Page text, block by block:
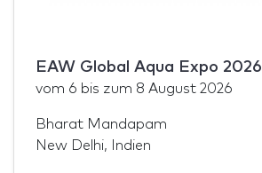
EAW Global Aqua Expo 2026
vom 6 bis zum 8 August 2026
Bharat Mandapam
New Delhi, Indien